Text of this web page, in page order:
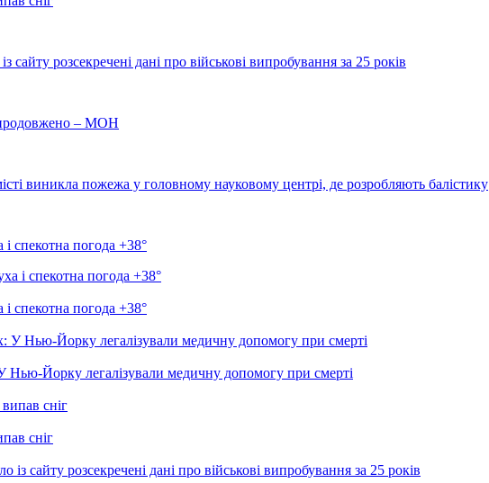
розсекречені дані про військові випробування за 25 років
– МОН
виникла пожежа у головному науковому центрі, де розробляють балістику
спекотна погода +38°
спекотна погода +38°
Нью-Йорку легалізували медичну допомогу при смерті
сніг